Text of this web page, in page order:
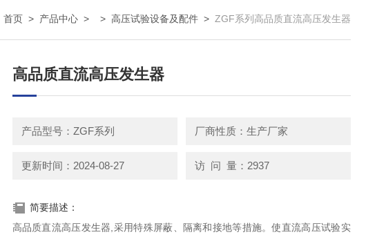
首页 > 产品中心 > > 高压试验设备及配件 > ZGF系列高品质直流高压发生器
高品质直流高压发生器
产品型号：ZGF系列 厂商性质：生产厂家
更新时间：2024-08-27 访 问 量：2937
简要描述：
高品质直流高压发生器,采用特殊屏蔽、隔离和接地等措施。使直流高压试验实